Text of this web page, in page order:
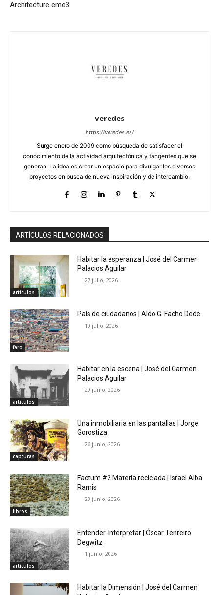
Architecture eme3
veredes
https://veredes.es/
Surge enero de 2009 como búsqueda de satisfacer el
conocimiento de la actividad arquitectónica y tangentes que se
generan. La idea es crear un espacio para divulgar los diversos
proyectos en busca de nueva inspiración y de intercambio.
ARTÍCULOS RELACIONADOS
artículos
Habitar la esperanza | José del Carmen
Palacios Aguilar
27 julio, 2026
faro
País de ciudadanos | Aldo G. Facho Dede
10 julio, 2026
artículos
Habitar en la escena | José del Carmen
Palacios Aguilar
29 junio, 2026
capturas
Una inmobiliaria en las pantallas | Jorge
Gorostiza
26 junio, 2026
libros
Factum #2 Materia reciclada | Israel Alba
Ramis
23 junio, 2026
artículos
Entender-Interpretar | Óscar Tenreiro
Degwitz
1 junio, 2026
Habitar la Dimensión | José del Carmen